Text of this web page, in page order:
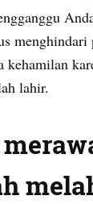
menghindari
lahir.